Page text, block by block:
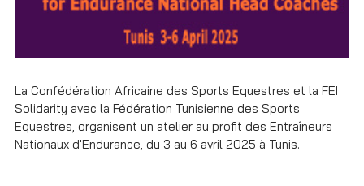
La Confédération Africaine des Sports Equestres et la FEI
Solidarity avec la Fédération Tunisienne des Sports
Equestres, organisent un atelier au profit des Entraîneurs
Nationaux d'Endurance, du 3 au 6 avril 2025 à Tunis.